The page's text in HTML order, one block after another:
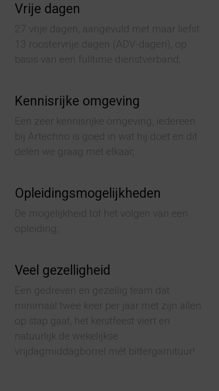
Vrije dagen
27 vrije dagen, aangevuld met maar liefst
13 roostervrije dagen (ADV-dagen), op
basis van een fulltime dienstverband;
Kennisrijke omgeving
Een zeer kennisrijke omgeving, iedereen
bij Artechno is goed in wat hij doet en dit
delen we graag met elkaar;
Opleidingsmogelijkheden
De mogelijkheid tot het volgen van een
opleiding;
Veel gezelligheid
Een gedreven en gezellig team dat
minimaal twee keer per jaar met zijn allen
op stap gaat, het kerstfeest viert en
natuurlijk de wekelijkse
vrijdagmiddagborrel mét bittergarnituur!